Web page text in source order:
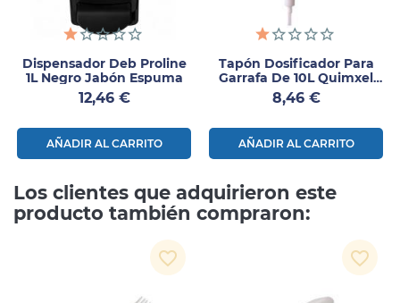
Dispensador Deb Proline
1L Negro Jabón Espuma
Precio
12,46 €
AÑADIR AL CARRITO
Tapón Dosificador Para
Garrafa De 10L Quimxel
1ud
Precio
8,46 €
AÑADIR AL CARRITO
Los clientes que adquirieron este
producto también compraron:
favorite_border favorite_border